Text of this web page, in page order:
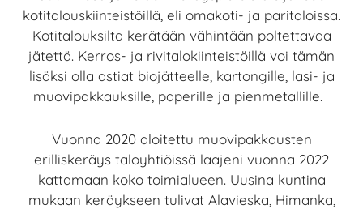
kotitalouskiinteistöillä, eli omakoti- ja paritaloissa.
Kotitalouksilta kerätään vähintään poltettavaa
jätettä. Kerros- ja rivitalokiinteistöillä voi tämän
lisäksi olla astiat biojätteelle, kartongille, lasi- ja
muovipakkauksille, paperille ja pienmetallille.
Vuonna 2020 aloitettu muovipakkausten
erilliskeräys taloyhtiöissä laajeni vuonna 2022
kattamaan koko toimialueen. Uusina kuntina
mukaan keräykseen tulivat Alavieska, Himanka,